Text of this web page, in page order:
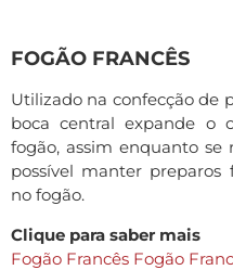
FOGÃO FRANCÊS
Utilizado na confecção de
boca central expande o
fogão, assim enquanto se
possível manter preparos
no fogão.
Clique para saber mais
Fogão Francês Fogão